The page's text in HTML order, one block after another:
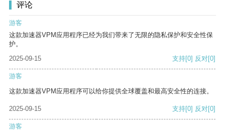
评论
游客
这款加速器VPM应用程序已经为我们带来了无限的隐私保护和安全性保
护。
2025-09-15
支持[0] 反对[0]
游客
这款加速器VPM应用程序可以给你提供全球覆盖和最高安全性的连接。
2025-09-15 支持[0] 反对[0]
游客